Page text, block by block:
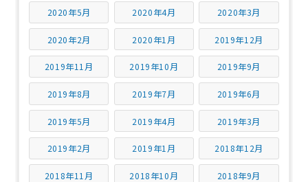
2020年5月 2020年4月 2020年3月
2020年2月 2020年1月 2019年12月
2019年11月 2019年10月 2019年9月
2019年8月 2019年7月 2019年6月
2019年5月 2019年4月 2019年3月
2019年2月 2019年1月 2018年12月
2018年11月 2018年10月 2018年9月